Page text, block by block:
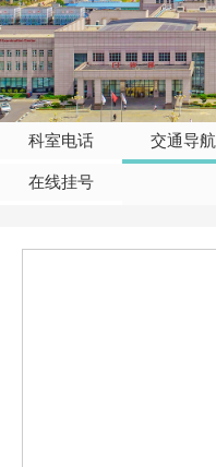
科室电话 交通导航
在线挂号